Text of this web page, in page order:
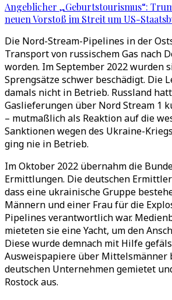
Angeblicher „Geburtstourismus“:
neuen Vorstoß im Streit um US-
Die Nord-Stream-Pipelines in der
Transport von russischem Gas nach
worden. Im September 2022 wurden
Sprengsätze schwer beschädigt. Die
damals nicht in Betrieb. Russland
Gaslieferungen über Nord Stream 1
– mutmaßlich als Reaktion auf die
Sanktionen wegen des Ukraine-
ging nie in Betrieb.
Im Oktober 2022 übernahm die
Ermittlungen. Die deutschen
dass eine ukrainische Gruppe
Männern und einer Frau für die
Pipelines verantwortlich war.
mieteten sie eine Yacht, um den
Diese wurde demnach mit Hilfe
Ausweispapiere über Mittelsmänner
deutschen Unternehmen gemietet
Rostock aus.